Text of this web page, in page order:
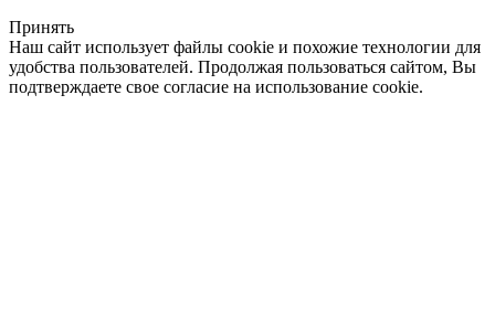
Принять
Наш сайт использует файлы cookie и похожие технологии для
удобства пользователей. Продолжая пользоваться сайтом, Вы
подтверждаете свое согласие на использование cookie.